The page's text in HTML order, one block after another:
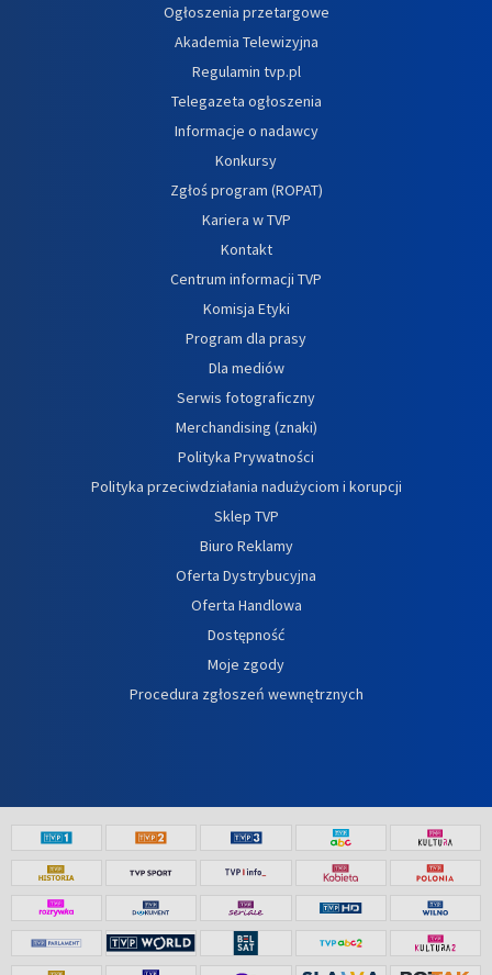
Ogłoszenia przetargowe
Akademia Telewizyjna
Regulamin tvp.pl
Telegazeta ogłoszenia
Informacje o nadawcy
Konkursy
Zgłoś program (ROPAT)
Kariera w TVP
Kontakt
Centrum informacji TVP
Komisja Etyki
Program dla prasy
Dla mediów
Serwis fotograficzny
Merchandising (znaki)
Polityka Prywatności
Polityka przeciwdziałania nadużyciom i korupcji
Sklep TVP
Biuro Reklamy
Oferta Dystrybucyjna
Oferta Handlowa
Dostępność
Moje zgody
Procedura zgłoszeń wewnętrznych